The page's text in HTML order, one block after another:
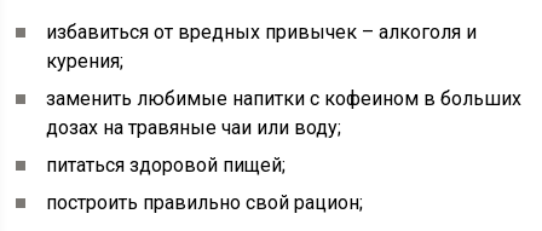
избавиться от вредных привычек – алкоголя и
курения;
заменить любимые напитки с кофеином в больших
дозах на травяные чаи или воду;
питаться здоровой пищей;
построить правильно свой рацион;